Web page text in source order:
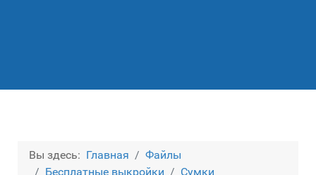
Вы здесь: Главная
Файлы
Бесплатные выкройки
Сумки